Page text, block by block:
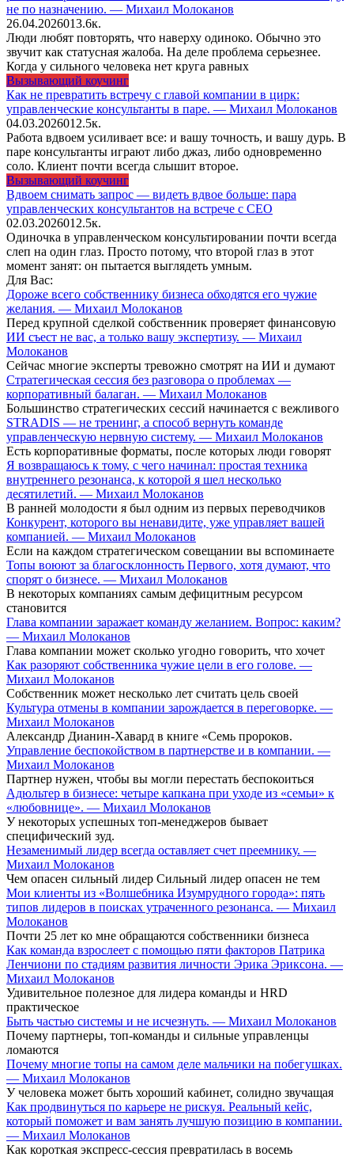
не по назначению. — Михаил Молоканов
26.04.2026013.6к.
Люди любят повторять, что наверху одиноко. Обычно это
звучит как статусная жалоба. На деле проблема серьезнее.
Когда у сильного человека нет круга равных
Вызывающий коучинг
Как не превратить встречу с главой компании в цирк:
управленческие консультанты в паре. — Михаил Молоканов
04.03.2026012.5к.
Работа вдвоем усиливает все: и вашу точность, и вашу дурь. В
паре консультанты играют либо джаз, либо одновременно
соло. Клиент почти всегда слышит второе.
Вызывающий коучинг
Вдвоем снимать запрос — видеть вдвое больше: пара
управленческих консультантов на встрече с CEO
02.03.2026012.5к.
Одиночка в управленческом консультировании почти всегда
слеп на один глаз. Просто потому, что второй глаз в этот
момент занят: он пытается выглядеть умным.
Для Вас:
Дороже всего собственнику бизнеса обходятся его чужие
желания. — Михаил Молоканов
Перед крупной сделкой собственник проверяет финансовую
ИИ съест не вас, а только вашу экспертизу. — Михаил
Молоканов
Сейчас многие эксперты тревожно смотрят на ИИ и думают
Стратегическая сессия без разговора о проблемах —
корпоративный балаган. — Михаил Молоканов
Большинство стратегических сессий начинается с вежливого
STRADIS — не тренинг, а способ вернуть команде
управленческую нервную систему. — Михаил Молоканов
Есть корпоративные форматы, после которых люди говорят
Я возвращаюсь к тому, с чего начинал: простая техника
внутреннего резонанса, к которой я шел несколько
десятилетий. — Михаил Молоканов
В ранней молодости я был одним из первых переводчиков
Конкурент, которого вы ненавидите, уже управляет вашей
компанией. — Михаил Молоканов
Если на каждом стратегическом совещании вы вспоминаете
Топы воюют за благосклонность Первого, хотя думают, что
спорят о бизнесе. — Михаил Молоканов
В некоторых компаниях самым дефицитным ресурсом
становится
Глава компании заражает команду желанием. Вопрос: каким?
— Михаил Молоканов
Глава компании может сколько угодно говорить, что хочет
Как разоряют собственника чужие цели в его голове. —
Михаил Молоканов
Собственник может несколько лет считать цель своей
Культура отмены в компании зарождается в переговорке. —
Михаил Молоканов
Александр Дианин-Хавард в книге «Семь пророков.
Управление беспокойством в партнерстве и в компании. —
Михаил Молоканов
Партнер нужен, чтобы вы могли перестать беспокоиться
Адюльтер в бизнесе: четыре капкана при уходе из «семьи» к
«любовнице». — Михаил Молоканов
У некоторых успешных топ-менеджеров бывает
специфический зуд.
Незаменимый лидер всегда оставляет счет преемнику. —
Михаил Молоканов
Чем опасен сильный лидер Сильный лидер опасен не тем
Мои клиенты из «Волшебника Изумрудного города»: пять
типов лидеров в поисках утраченного резонанса. — Михаил
Молоканов
Почти 25 лет ко мне обращаются собственники бизнеса
Как команда взрослеет с помощью пяти факторов Патрика
Ленчиони по стадиям развития личности Эрика Эриксона. —
Михаил Молоканов
Удивительное полезное для лидера команды и HRD
практическое
Быть частью системы и не исчезнуть. — Михаил Молоканов
Почему партнеры, топ-команды и сильные управленцы
ломаются
Почему многие топы на самом деле мальчики на побегушках.
— Михаил Молоканов
У человека может быть хороший кабинет, солидно звучащая
Как продвинуться по карьере не рискуя. Реальный кейс,
который поможет и вам занять лучшую позицию в компании.
— Михаил Молоканов
Как короткая экспресс-сессия превратилась в восемь